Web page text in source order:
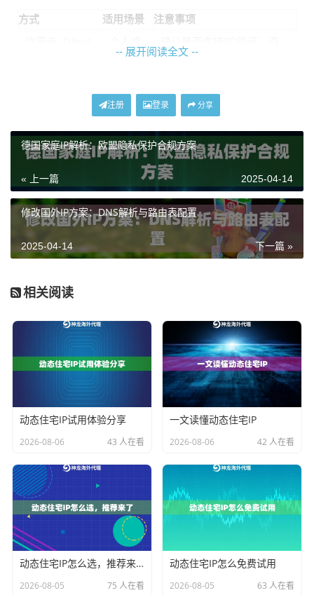
方式 适用场景
注意事项
企业小
免跨国交易被拦截
企业高
频交易
绑定企业账户，确保账户认
证状态正常
电汇（Wire Tr
ansfer）
大额企
业采购
需提供完整的银行账户信
息，注意国际汇款手续费
以 神龙海外代理IP 为例，其支持 美元、欧元、英镑等主
流币种结算，同时兼容信用卡、PayPal和企业对公转
账，满足不同用户的需求。过程中需注意服务商的货币
转换汇率 是否透明，避免隐藏费用。
税务抵扣。以下是开具发票的
核心步骤：
确认开票信息：提供企业名称、税号、地址等详细
信息，海外交易需明确是否含税（如VAT）。
选择发票类型
：电子发票（PDF）或纸质发票，国
际物流可能纸质版送达。
核对账单周期
：按需选择按次、按月或按年开票，
神龙海外代理IP的发票系统支持
配不同国家的税务要求。例如，欧盟用户可申请带VAT税
号的发票，而北美企业可选择不含税形式，灵活性较
高。
为什么推荐神龙海外代理IP？
-- 展开阅读全文 --
注册 登录 分享
德国家庭IP解析：欧盟隐私保护合规方案
« 上一篇 2025-04-14
修改国外IP方案：DNS解析与路由表配置
下一篇 »
2025-04-14
相关阅读
动态住宅IP试用体验分享
2026-08-06 43 人在看
一文读懂动态住宅IP
2026-08-06 42 人在看
动态住宅IP怎么选，推荐来了
2026-08-05 75 人在看
动态住宅IP怎么免费试用
2026-08-05 63 人在看